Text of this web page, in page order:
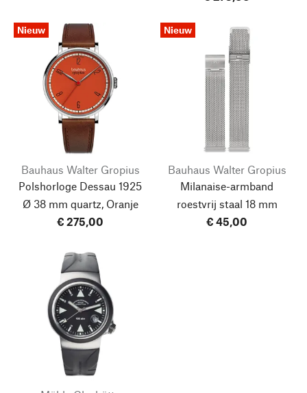
Nieuw
Bauhaus Walter Gropius
Polshorloge Dessau 1925
Ø 38 mm quartz, Oranje
€ 275,00
Nieuw
Bauhaus Walter Gropius
Milanaise-armband
roestvrij staal 18 mm
€ 45,00